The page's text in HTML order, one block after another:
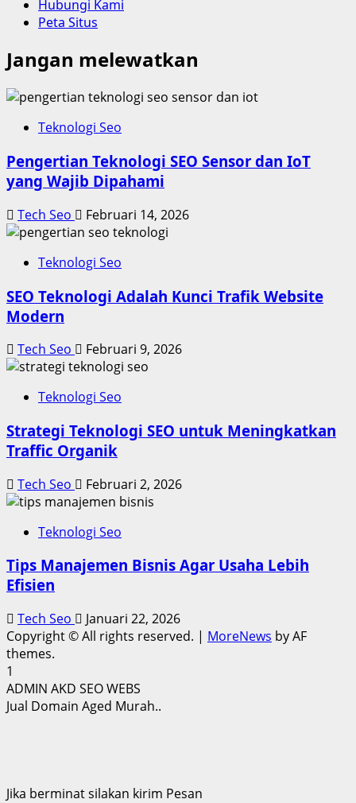
Hubungi Kami
Peta Situs
Jangan melewatkan
Teknologi Seo
Pengertian Teknologi SEO Sensor dan IoT
yang Wajib Dipahami
Tech Seo Februari 14, 2026
Teknologi Seo
SEO Teknologi Adalah Kunci Trafik Website
Modern
Tech Seo Februari 9, 2026
Teknologi Seo
Strategi Teknologi SEO untuk Meningkatkan
Traffic Organik
Tech Seo Februari 2, 2026
Teknologi Seo
Tips Manajemen Bisnis Agar Usaha Lebih
Efisien
Tech Seo
Januari 22, 2026
Copyright © All rights reserved. | MoreNews by AF
themes.
1
ADMIN AKD SEO WEBS
Jual Domain Aged Murah..
Jika berminat silakan kirim Pesan